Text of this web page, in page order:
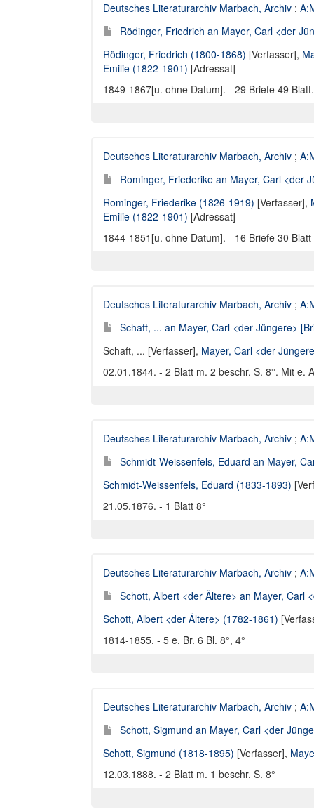
Deutsches Literaturarchiv Marbach, Archiv ;
Rödinger, Friedrich an Mayer, Carl <der
Rödinger, Friedrich (1800-1868) [Verfasser],
Emilie (1822-1901) [Adressat]
1849-1867[u. ohne Datum]. - 29 Briefe 49
Deutsches Literaturarchiv Marbach, Archiv ;
Rominger, Friederike an Mayer, Carl <der
Rominger, Friederike (1826-1919) [Verfasser],
Emilie (1822-1901) [Adressat]
1844-1851[u. ohne Datum]. - 16 Briefe 30 Blatt
Deutsches Literaturarchiv Marbach, Archiv ;
Schaft, ... an Mayer, Carl <der Jüngere>
Schaft, ... [Verfasser], Mayer, Carl <der
02.01.1844. - 2 Blatt m. 2 beschr. S. 8°. Mit e.
Deutsches Literaturarchiv Marbach, Archiv ;
Schmidt-Weissenfels, Eduard an Mayer,
Schmidt-Weissenfels, Eduard (1833-1893)
21.05.1876. - 1 Blatt 8°
Deutsches Literaturarchiv Marbach, Archiv ;
Schott, Albert <der Ältere> an Mayer, Carl
Schott, Albert <der Ältere> (1782-1861)
1814-1855. - 5 e. Br. 6 Bl. 8°, 4°
Deutsches Literaturarchiv Marbach, Archiv ;
Schott, Sigmund an Mayer, Carl <der
Schott, Sigmund (1818-1895) [Verfasser],
12.03.1888. - 2 Blatt m. 1 beschr. S. 8°